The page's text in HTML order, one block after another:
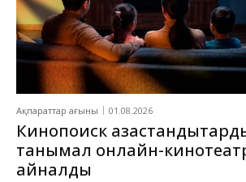
Ақпараттар ағыны 01.08.2026
Кинопоиск
танымал онлайн-
айналды